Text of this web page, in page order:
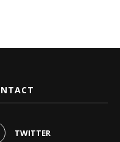
TWITTER